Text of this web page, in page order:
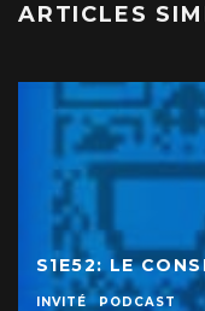
ARTICLES
S1E52: LE
INVITÉ PODCAST